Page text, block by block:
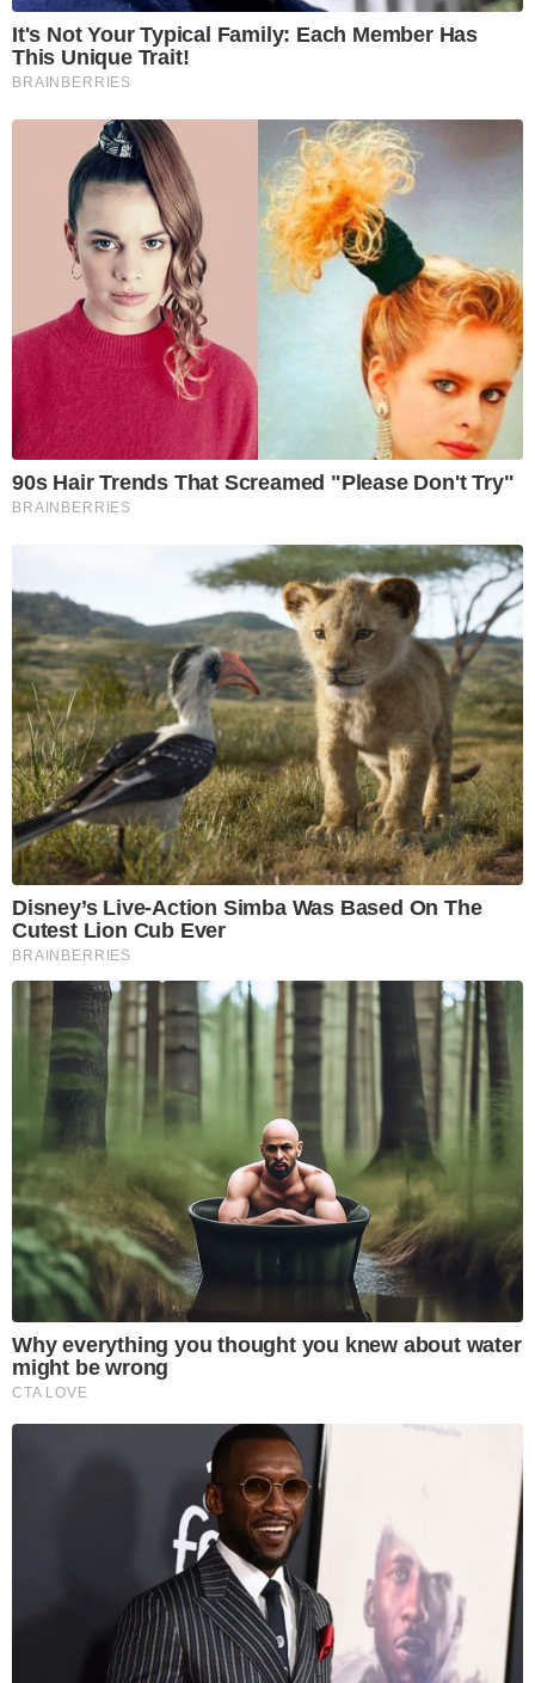
It's Not Your Typical Family: Each Member Has
This Unique Trait!
BRAINBERRIES
90s Hair Trends That Screamed "Please Don't Try"
BRAINBERRIES
Disney’s Live-Action Simba Was Based On The
Cutest Lion Cub Ever
BRAINBERRIES
Why everything you thought you knew about water
might be wrong
CTA LOVE